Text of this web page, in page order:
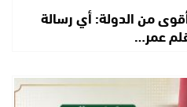
من الدولة: أي رسالة
عمر…